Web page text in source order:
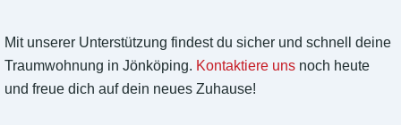
Mit unserer Unterstützung findest du sicher und schnell deine
Traumwohnung in Jönköping. Kontaktiere uns noch heute
und freue dich auf dein neues Zuhause!